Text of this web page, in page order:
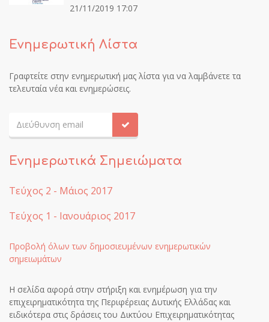
21/11/2019 17:07
Ενημερωτική Λίστα
Γραφτείτε στην ενημερωτική μας λίστα για να λαμβάνετε τα
τελευταία νέα και ενημερώσεις.
Ενημερωτικά Σημειώματα
Τεύχος 2 - Μάιος 2017
Τεύχος 1 - Ιανουάριος 2017
Προβολή όλων των δημοσιευμένων ενημερωτικών
σημειωμάτων
Η σελίδα αφορά στην στήριξη και ενημέρωση για την
επιχειρηματικότητα της Περιφέρειας Δυτικής Ελλάδας και
ειδικότερα στις δράσεις του Δικτύου Επιχειρηματικότητας